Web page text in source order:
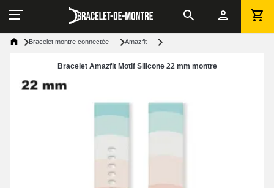
Bracelet montre connectée Amazfit
Bracelet Amazfit Motif Silicone 22 mm montre